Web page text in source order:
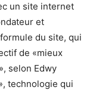
un site internet
et
du site, qui
de «mieux
selon Edwy
technologie qui